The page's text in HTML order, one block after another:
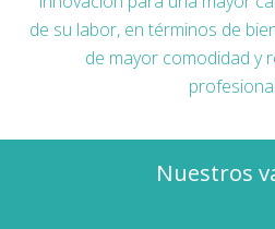
de su labor, en términos de
de mayor comodidad y
Nuestros